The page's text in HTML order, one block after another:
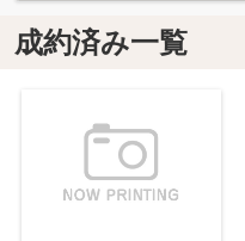
成約済み一覧